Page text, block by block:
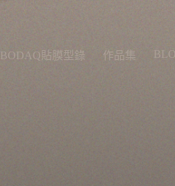
BODAQ貼膜型錄 作品集